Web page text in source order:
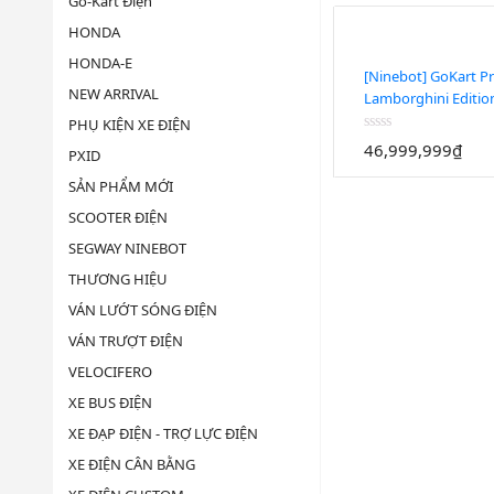
HONDA
HONDA-E
NEW ARRIVAL
PHỤ KIỆN XE ĐIỆN
PXID
SẢN PHẨM MỚI
SCOOTER ĐIỆN
SEGWAY NINEBOT
THƯƠNG HIỆU
VÁN LƯỚT SÓNG ĐIỆN
VÁN TRƯỢT ĐIỆN
VELOCIFERO
XE BUS ĐIỆN
XE ĐẠP ĐIỆN - TRỢ LỰC ĐIỆN
XE ĐIỆN CÂN BẰNG
[Ninebot] GoKart
Lamborghini
quyền Lamborghini
Được
xếp
hạng
46,999,999₫